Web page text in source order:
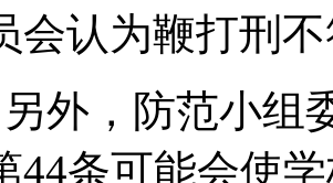
会认为鞭打刑
外，防范小组
44条可能会使